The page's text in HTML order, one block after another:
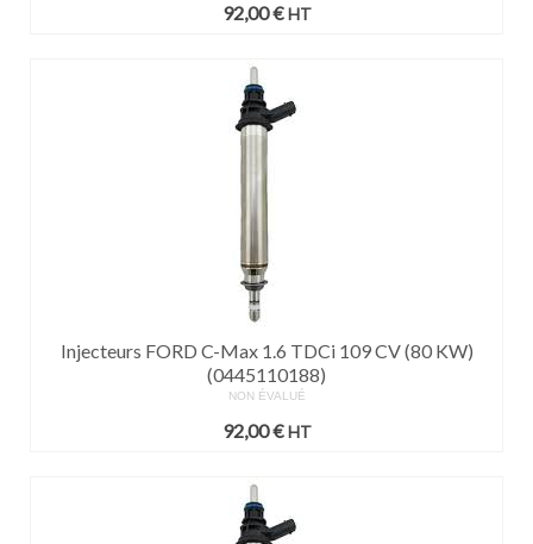
92,00€ HT
Injecteurs FORD C-Max 1.6 TDCi 109 CV (80 KW)
(0445110188)
NON ÉVALUÉ
92,00€ HT